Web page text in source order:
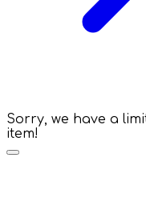
Sorry, we have a
item!